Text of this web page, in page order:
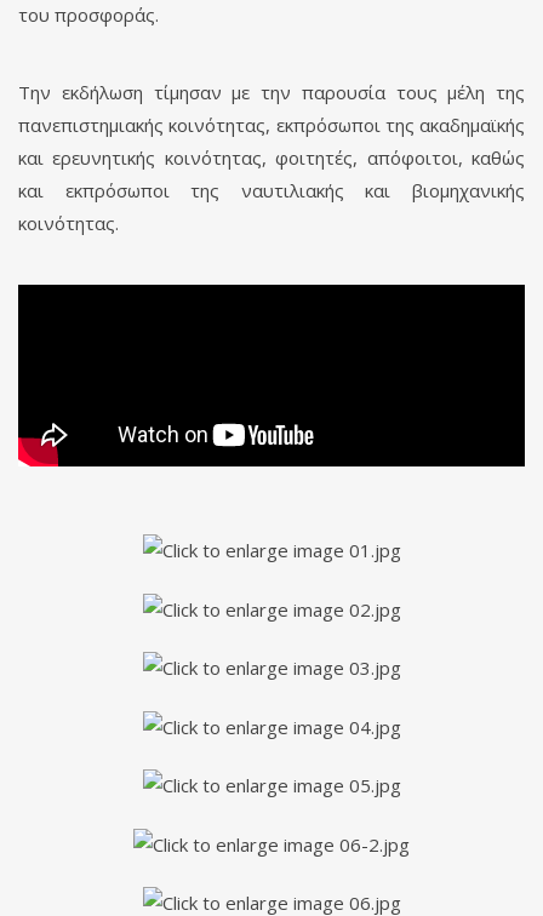
του προσφοράς.
Την εκδήλωση τίμησαν με την παρουσία τους μέλη της
πανεπιστημιακής κοινότητας, εκπρόσωποι της ακαδημαϊκής
και ερευνητικής κοινότητας, φοιτητές, απόφοιτοι, καθώς
και εκπρόσωποι της ναυτιλιακής και βιομηχανικής
κοινότητας.